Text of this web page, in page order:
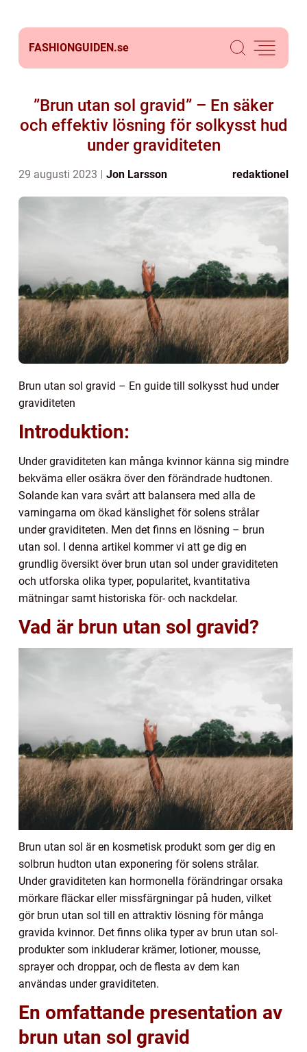
FASHIONGUIDEN.se
”Brun utan sol gravid” – En säker
och effektiv lösning för solkysst hud
under graviditeten
29 augusti 2023 Jon Larsson redaktionel
Brun utan sol gravid – En guide till solkysst hud under
graviditeten
Introduktion:
Under graviditeten kan många kvinnor känna sig mindre
bekväma eller osäkra över den förändrade hudtonen.
Solande kan vara svårt att balansera med alla de
varningarna om ökad känslighet för solens strålar
under graviditeten. Men det finns en lösning – brun
utan sol. I denna artikel kommer vi att ge dig en
grundlig översikt över brun utan sol under graviditeten
och utforska olika typer, popularitet, kvantitativa
mätningar samt historiska för- och nackdelar.
Vad är brun utan sol gravid?
Brun utan sol är en kosmetisk produkt som ger dig en
solbrun hudton utan exponering för solens strålar.
Under graviditeten kan hormonella förändringar orsaka
mörkare fläckar eller missfärgningar på huden, vilket
gör brun utan sol till en attraktiv lösning för många
gravida kvinnor. Det finns olika typer av brun utan sol-
produkter som inkluderar krämer, lotioner, mousse,
sprayer och droppar, och de flesta av dem kan
användas under graviditeten.
En omfattande presentation av
brun utan sol gravid